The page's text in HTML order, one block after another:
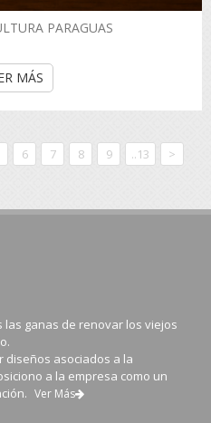
PARAGUAS
MÁS
6 7 8 9 ..13 >
las ganas de renovar los viejos
diseños asociados a la
a la empresa como un
Ver Más